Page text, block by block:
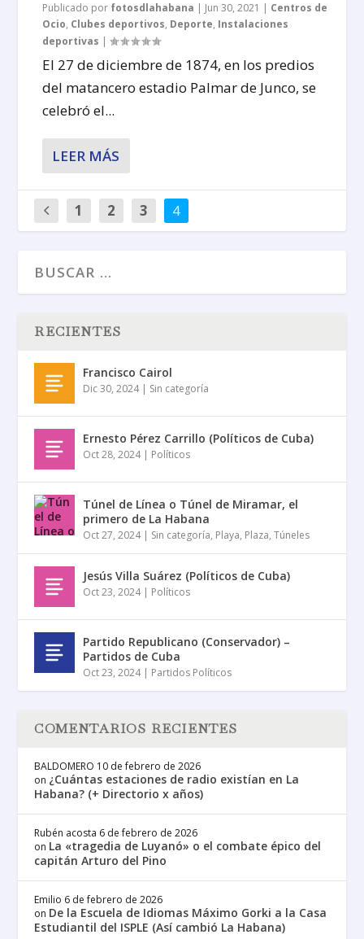
Publicado por fotosdlahabana | Jun 30, 2021 | Centros de
Ocio, Clubes deportivos, Deporte, Instalaciones
deportivas |
El 27 de diciembre de 1874, en los predios
del matancero estadio Palmar de Junco, se
celebró el...
LEER MÁS
1 2 3 4
RECIENTES
Francisco Cairol
Dic 30, 2024| Sin categoría
Ernesto Pérez Carrillo (Políticos de Cuba)
Oct 28, 2024| Políticos
Túnel de Línea o Túnel de Miramar, el
primero de La Habana
Oct 27, 2024| Sin categoría, Playa, Plaza,Túneles
Jesús Villa Suárez (Políticos de Cuba)
Oct 23, 2024| Políticos
Partido Republicano (Conservador) –
Partidos de Cuba
Oct 23, 2024| Partidos Políticos
COMENTARIOS RECIENTES
BALDOMERO 10 de febrero de 2026
on ¿Cuántas estaciones de radio existían en La
Habana? (+ Directorio x años)
Rubén acosta 6 de febrero de 2026
on La «tragedia de Luyanó» o el combate épico del
capitán Arturo del Pino
Emilio 6 de febrero de 2026
on De la Escuela de Idiomas Máximo Gorki a la Casa
Estudiantil del ISPLE (Así cambió La Habana)